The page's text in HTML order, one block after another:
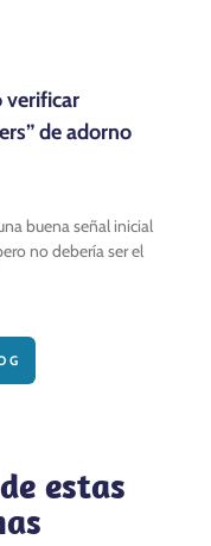
verificar
de adorno
buena señal inicial
no debería ser el
estas